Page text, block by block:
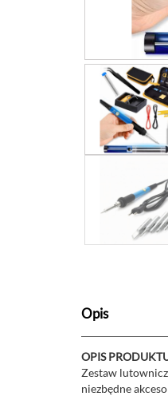
Opis
OPIS
Zestaw
niezbędne